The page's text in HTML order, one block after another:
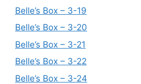
Belle’s Box – 3-19
Belle’s Box – 3-20
Belle’s Box – 3-21
Belle’s Box – 3-22
Belle’s Box – 3-24